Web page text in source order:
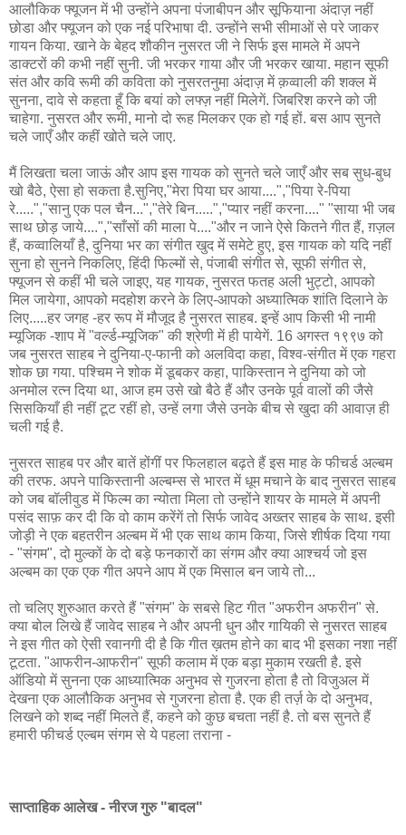
आलौकिक फ्यूजन में भी उन्होंने अपना पंजाबीपन और सूफियाना अंदाज़ नहीं
छोडा और फ्यूजन को एक नई परिभाषा दी. उन्होंने सभी सीमाओं से परे जाकर
गायन किया. खाने के बेहद शौकीन नुसरत जी ने सिर्फ इस मामले में अपने
डाक्टरों की कभी नहीं सुनी. जी भरकर गाया और जी भरकर खाया. महान सूफी
संत और कवि रूमी की कविता को नुसरतनुमा अंदाज़ में क़व्वाली की शक्ल में
सुनना, दावे से कहता हूँ कि बयां को लफ्ज़ नहीं मिलेगें. जिबरिश करने को जी
चाहेगा. नुसरत और रूमी, मानो दो रूह मिलकर एक हो गई हों. बस आप सुनते
चले जाएँ और कहीं खोते चले जाए.
मैं लिखता चला जाऊं और आप इस गायक को सुनते चले जाएँ और सब सुध-बुध
खो बैठे, ऐसा हो सकता है.सुनिए,"मेरा पिया घर आया....","पिया रे-पिया
रे.....","सानु एक पल चैन...","तेरे बिन.....","प्यार नहीं करना...." "साया भी जब
साथ छोड़ जाये....","साँसों की माला पे...."और न जाने ऐसे कितने गीत हैं, ग़ज़ल
हैं, कव्वालियाँ है, दुनिया भर का संगीत खुद में समेटे हुए, इस गायक को यदि नहीं
सुना हो सुनने निकलिए, हिंदी फिल्मों से, पंजाबी संगीत से, सूफी संगीत से,
फ्यूजन से कहीं भी चले जाइए, यह गायक, नुसरत फतह अली भुट्टो, आपको
मिल जायेगा, आपको मदहोश करने के लिए-आपको अध्यात्मिक शांति दिलाने के
लिए.....हर जगह -हर रूप में मौजूद है नुसरत साहब. इन्हें आप किसी भी नामी
म्यूजिक -शाप में "वर्ल्ड-म्यूजिक" की श्रेणी में ही पायेगें. 16 अगस्त १९९७ को
जब नुसरत साहब ने दुनिया-ए-फानी को अलविदा कहा, विश्व-संगीत में एक गहरा
शोक छा गया. पश्चिम ने शोक में डूबकर कहा, पाकिस्तान ने दुनिया को जो
अनमोल रत्न दिया था, आज हम उसे खो बैठे हैं और उनके पूर्व वालों की जैसे
सिसकियाँ ही नहीं टूट रहीं हो, उन्हें लगा जैसे उनके बीच से खुदा की आवाज़ ही
चली गई है.
नुसरत साहब पर और बातें होंगीं पर फिलहाल बढ़ते हैं इस माह के फीचर्ड अल्बम
की तरफ. अपने पाकिस्तानी अल्बम्स से भारत में धूम मचाने के बाद नुसरत साहब
को जब बॉलीवुड में फिल्म का न्योता मिला तो उन्होंने शायर के मामले में अपनी
पसंद साफ़ कर दी कि वो काम करेंगें तो सिर्फ जावेद अख्तर साहब के साथ. इसी
जोड़ी ने एक बहतरीन अल्बम में भी एक साथ काम किया, जिसे शीर्षक दिया गया
- "संगम", दो मुल्कों के दो बड़े फनकारों का संगम और क्या आश्चर्य जो इस
अल्बम का एक एक गीत अपने आप में एक मिसाल बन जाये तो...
तो चलिए शुरुआत करते हैं "संगम" के सबसे हिट गीत "अफरीन अफरीन" से.
क्या बोल लिखे हैं जावेद साहब ने और अपनी धुन और गायिकी से नुसरत साहब
ने इस गीत को ऐसी रवानगी दी है कि गीत ख़तम होने का बाद भी इसका नशा नहीं
टूटता. "आफरीन-आफरीन" सूफी कलाम में एक बड़ा मुकाम रखती है. इसे
ऑडियो में सुनना एक आध्यात्मिक अनुभव से गुजरना होता है तो विजुअल में
देखना एक आलौकिक अनुभव से गुजरना होता है. एक ही तर्ज़ के दो अनुभव,
लिखने को शब्द नहीं मिलते हैं, कहने को कुछ बचता नहीं है. तो बस सुनते हैं
हमारी फीचर्ड एल्बम संगम से ये पहला तराना -
साप्ताहिक आलेख - नीरज गुरु "बादल"